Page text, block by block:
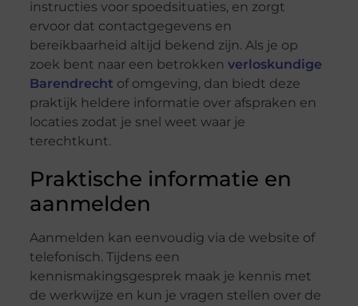
instructies voor spoedsituaties, en zorgt
ervoor dat contactgegevens en
bereikbaarheid altijd bekend zijn. Als je op
zoek bent naar een betrokken verloskundige
Barendrecht of omgeving, dan biedt deze
praktijk heldere informatie over afspraken en
locaties zodat je snel weet waar je
terechtkunt.
Praktische informatie en
aanmelden
Aanmelden kan eenvoudig via de website of
telefonisch. Tijdens een
kennismakingsgesprek maak je kennis met
de werkwijze en kun je vragen stellen over de